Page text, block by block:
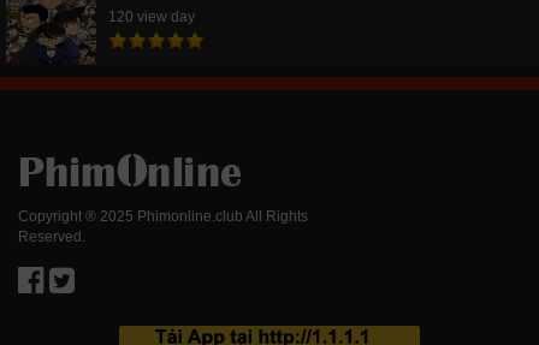
120 view day
Copyright ® 2025 Phimonline.club All Rights
Reserved.